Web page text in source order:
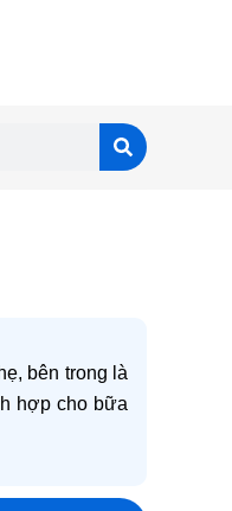
bên trong là
hợp cho bữa